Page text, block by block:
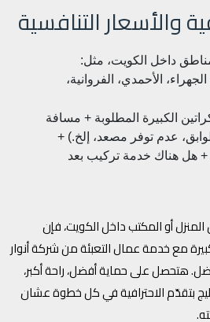
والأسعار التنافسية
داخل الكويت، مثل:
الأحمدي، الفروانية،
الكبيرة المطلوبة + مسافة
عدم توفر مصعد، إلخ.) +
+ هل هناك خدمة تركيب بعد
أو المكتب داخل الكويت، فإن
مع خدمة عمال التعبئة من شركة أنوار
هتحصل على حماية أفضل، راحة أكبر،
بتقدّم الاحترافية في كل خطوة عشان